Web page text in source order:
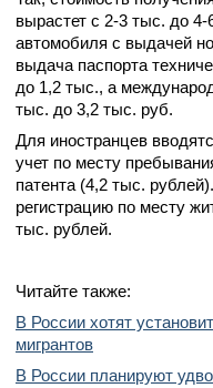
вырастет с 2-3 тыс. до 4-
автомобиля с выдачей
выдача паспорта
до 1,2 тыс., а
тыс. до 3,2 тыс. руб.
Для иностранцев
учет по месту
патента (4,2 тыс.
регистрацию по месту
тыс. рублей.
Читайте также:
В России хотят
мигрантов
В России планируют